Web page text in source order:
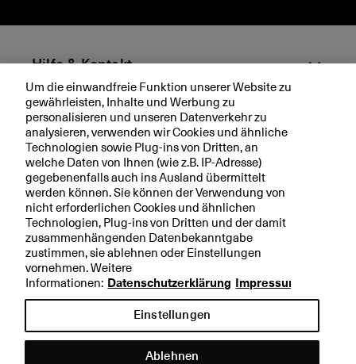
B
m
te
u
n
g
e
n
r
a
t
o
n
a
l
b
a
n
k
i
t
w
e
it
e
Hilfe & Kontakt
Aktuell
Ihre BKB
Rechtliche Hinweise
Datenschutzerklärung
Impressum
Um die einwandfreie Funktion unserer Website zu
gewährleisten, Inhalte und Werbung zu
personalisieren und unseren Datenverkehr zu
analysieren, verwenden wir Cookies und ähnliche
Technologien sowie Plug-ins von Dritten, an
welche Daten von Ihnen (wie z.B. IP-Adresse)
gegebenenfalls auch ins Ausland übermittelt
werden können. Sie können der Verwendung von
nicht erforderlichen Cookies und ähnlichen
Technologien, Plug-ins von Dritten und der damit
zusammenhängenden Datenbekanntgabe
zustimmen, sie ablehnen oder Einstellungen
vornehmen. Weitere
Informationen: Datenschutzerklärung Impressum
Einstellungen
Ablehnen